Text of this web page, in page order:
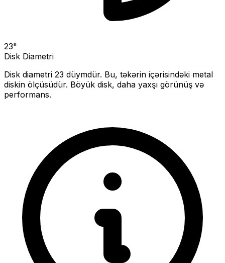
23"
Disk Diametri
Disk diametri 23 düymdür. Bu, təkərin içərisindəki metal
diskin ölçüsüdür. Böyük disk, daha yaxşı görünüş və
performans.